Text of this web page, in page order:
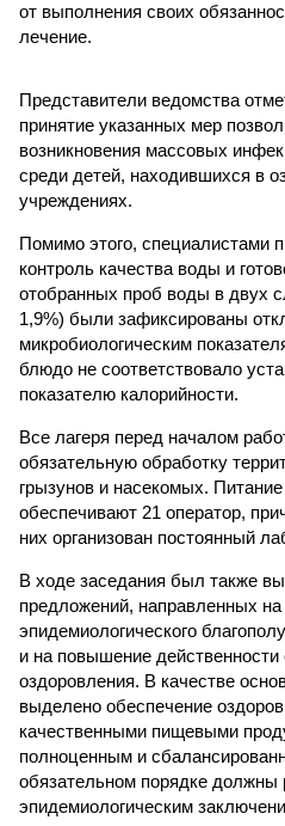
от выполнения своих
лечение.
Представители ведомства
принятие указанных мер
возникновения массовых
среди детей, находившихся в
учреждениях.
Помимо этого, специалистами
контроль качества воды и
отобранных проб воды в двух
1,9%) были зафиксированы
микробиологическим
блюдо не соответствовало
показателю калорийности.
Все лагеря перед началом
обязательную обработку
грызунов и насекомых.
обеспечивают 21 оператор,
них организован постоянный
В ходе заседания был также
предложений, направленных
эпидемиологического
и на повышение
оздоровления. В качестве
выделено обеспечение
качественными пищевыми
полноценным и
обязательном порядке должны
эпидемиологическим